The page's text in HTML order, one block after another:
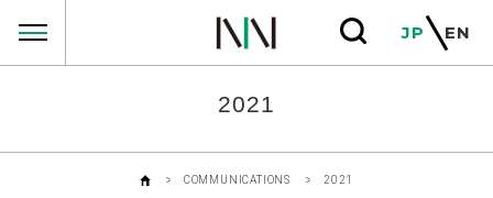
JP EN
MESSAGES
2021
COMMUNICATIONS 2021